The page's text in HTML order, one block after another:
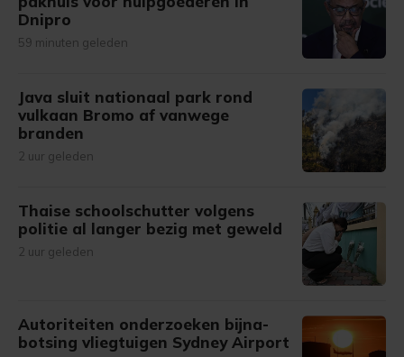
Dnipro
59 minuten geleden
Java sluit nationaal park rond
vulkaan Bromo af vanwege
branden
2 uur geleden
Thaise schoolschutter volgens
politie al langer bezig met geweld
2 uur geleden
Autoriteiten onderzoeken bijna-
botsing vliegtuigen Sydney Airport